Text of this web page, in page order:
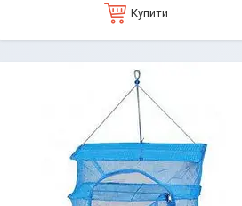
Купити